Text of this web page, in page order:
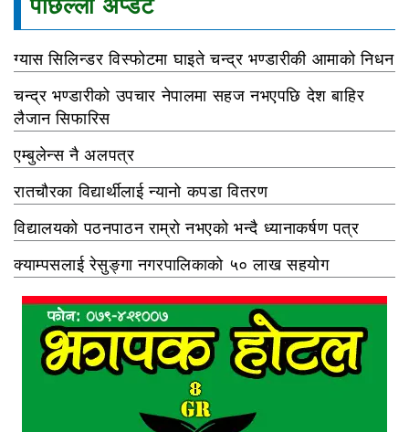
पछिल्ला अप्डेट
ग्यास सिलिन्डर विस्फोटमा घाइते चन्द्र भण्डारीकी आमाको निधन
चन्द्र भण्डारीको उपचार नेपालमा सहज नभएपछि देश बाहिर
लैजान सिफारिस
एम्बुलेन्स नै अलपत्र
रातचौरका विद्यार्थीलाई न्यानो कपडा वितरण
विद्यालयको पठनपाठन राम्रो नभएको भन्दै ध्यानाकर्षण पत्र
क्याम्पसलाई रेसुङ्गा नगरपालिकाको ५० लाख सहयोग